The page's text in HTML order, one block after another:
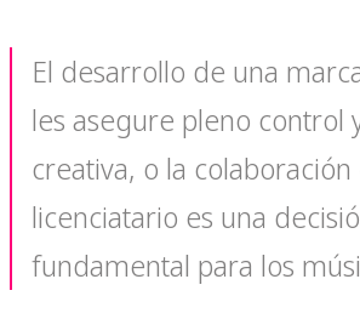
El desarrollo de una
les asegure pleno control
creativa, o la colaboración
licenciatario es una
fundamental para los